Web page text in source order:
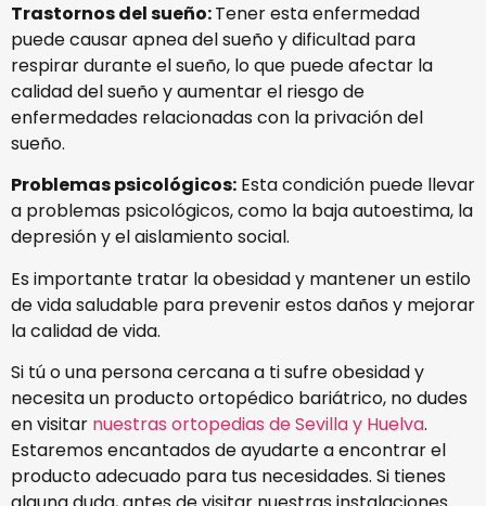
Trastornos del sueño:Tener esta enfermedad
puede causar apnea del sueño y dificultad para
respirar durante el sueño, lo que puede afectar la
calidad del sueño y aumentar el riesgo de
enfermedades relacionadas con la privación del
sueño.
Problemas psicológicos: Esta condición puede llevar
a problemas psicológicos, como la baja autoestima, la
depresión y el aislamiento social.
Es importante tratar la obesidad y mantener un estilo
de vida saludable para prevenir estos daños y mejorar
la calidad de vida.
Si tú o una persona cercana a ti sufre obesidad y
necesita un producto ortopédico bariátrico, no dudes
en visitar nuestras ortopedias de Sevilla y Huelva.
Estaremos encantados de ayudarte a encontrar el
producto adecuado para tus necesidades. Si tienes